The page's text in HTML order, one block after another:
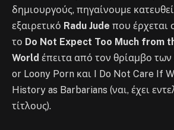
δημιουργούς, πηγαίνουμε
εξαιρετικό Radu Jude που έρχεται
το Do Not Expect Too Much from
World έπειτα από τον θρίαμβο
or Loony Porn και I Do Not Care If
History as Barbarians (ναι, έχει
τίτλους).